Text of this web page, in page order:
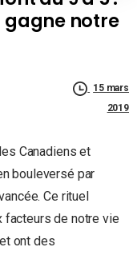
gagne notre
15 mars
2019
Canadiens et
bouleversé par
Ce rituel
facteurs de notre vie
ont des